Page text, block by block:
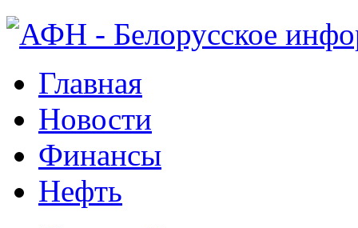
Главная
Новости
Финансы
Нефть